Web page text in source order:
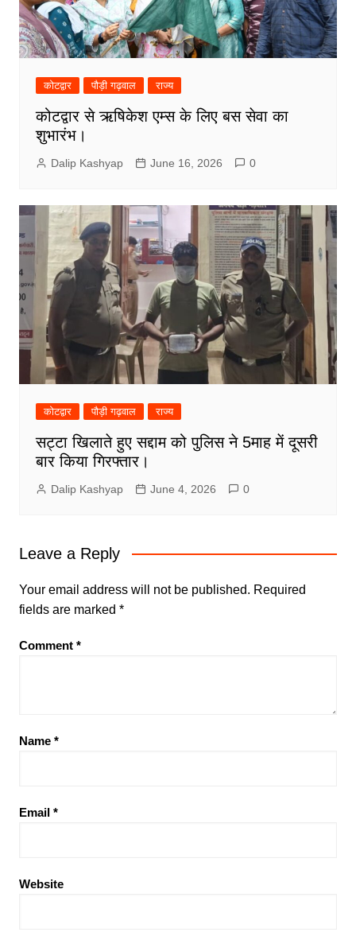
कोटद्वार पौड़ी गढ़वाल राज्य
कोटद्वार से ऋषिकेश एम्स के लिए बस सेवा का
शुभारंभ।
Dalip Kashyap June 16, 2026 0
कोटद्वार पौड़ी गढ़वाल राज्य
सट्टा खिलाते हुए सद्दाम को पुलिस ने 5माह में दूसरी
बार किया गिरफ्तार।
Dalip Kashyap June 4, 2026 0
Leave a Reply
Your email address will not be published. Required
fields are marked *
Comment *
Name *
Email *
Website